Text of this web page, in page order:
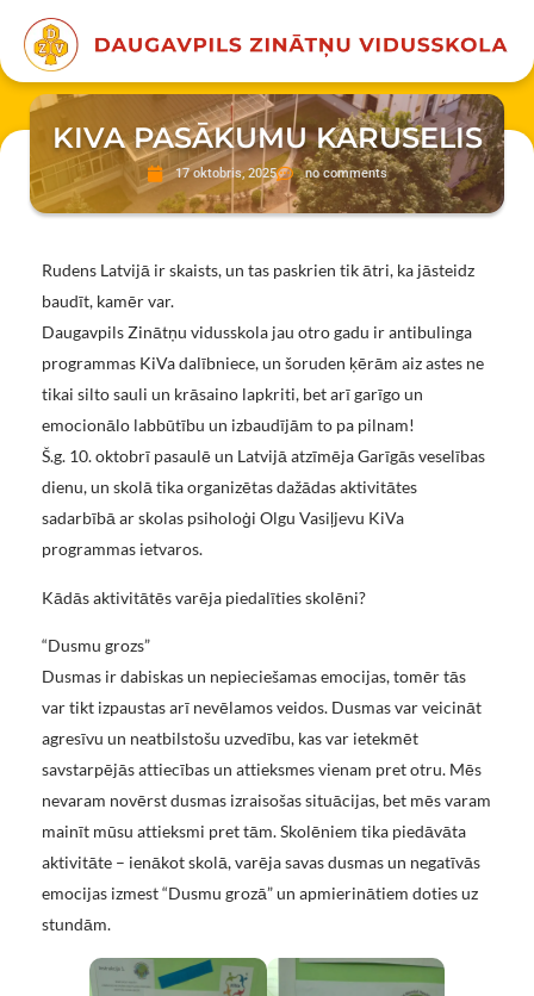
KIVA PASĀKUMU KARUSELIS
17 oktobris, 2025 no comments
Rudens Latvijā ir skaists, un tas paskrien tik ātri, ka jāsteidz
baudīt, kamēr var.
Daugavpils Zinātņu vidusskola jau otro gadu ir antibulinga
programmas KiVa dalībniece, un šoruden ķērām aiz astes ne
tikai silto sauli un krāsaino lapkriti, bet arī garīgo un
emocionālo labbūtību un izbaudījām to pa pilnam!
Š.g. 10. oktobrī pasaulē un Latvijā atzīmēja Garīgās veselības
dienu, un skolā tika organizētas dažādas aktivitātes
sadarbībā ar skolas psiholoģi Olgu Vasiļjevu KiVa
programmas ietvaros.
Kādās aktivitātēs varēja piedalīties skolēni?
“Dusmu grozs”
Dusmas ir dabiskas un nepieciešamas emocijas, tomēr tās
var tikt izpaustas arī nevēlamos veidos. Dusmas var veicināt
agresīvu un neatbilstošu uzvedību, kas var ietekmēt
savstarpējās attiecības un attieksmes vienam pret otru. Mēs
nevaram novērst dusmas izraisošas situācijas, bet mēs varam
mainīt mūsu attieksmi pret tām. Skolēniem tika piedāvāta
aktivitāte – ienākot skolā, varēja savas dusmas un negatīvās
emocijas izmest “Dusmu grozā” un apmierinātiem doties uz
stundām.